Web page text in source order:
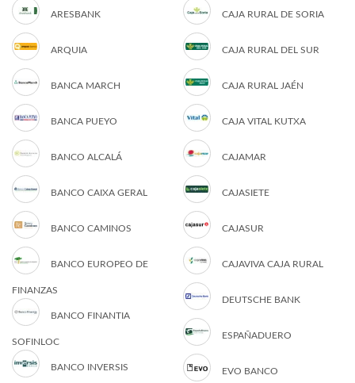
ARESBANK
ARQUIA
BANCA MARCH
BANCA PUEYO
BANCO ALCALÁ
BANCO CAIXA GERAL
BANCO CAMINOS
BANCO EUROPEO DE
FINANZAS
BANCO FINANTIA
SOFINLOC
BANCO INVERSIS
CAJA RURAL DE SORIA
CAJA RURAL DEL SUR
CAJA RURAL JAÉN
CAJA VITAL KUTXA
CAJAMAR
CAJASIETE
CAJASUR
CAJAVIVA CAJA RURAL
DEUTSCHE BANK
ESPAÑADUERO
EVO BANCO